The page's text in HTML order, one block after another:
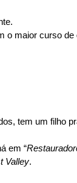
maior curso
tem um filho
em “
Valley.